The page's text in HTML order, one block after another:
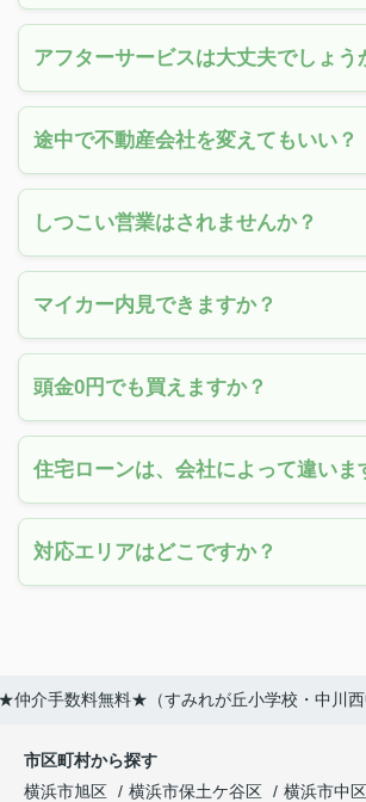
アフターサービスは大丈夫でしょう
途中で不動産会社を変えてもいい？
しつこい営業はされませんか？
マイカー内見できますか？
頭金0円でも買えますか？
住宅ローンは、会社によって違いま
対応エリアはどこですか？
介手数料無料★（すみれが丘小学校・中川西
市区町村から探す
横浜市旭区
横浜市保土ケ谷区 横浜市中区